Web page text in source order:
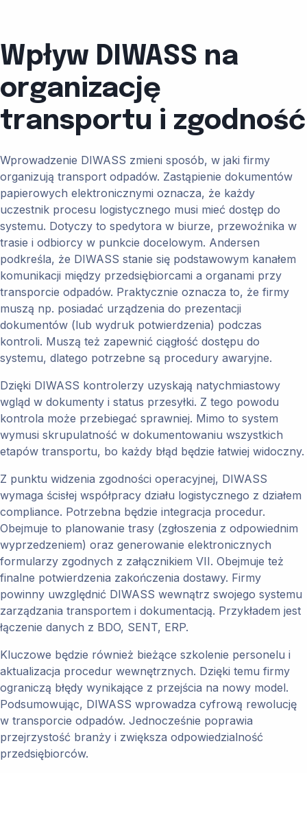
Wpływ DIWASS na
organizację
transportu i zgodność
Wprowadzenie DIWASS zmieni sposób, w jaki firmy
organizują transport odpadów. Zastąpienie dokumentów
papierowych elektronicznymi oznacza, że każdy
uczestnik procesu logistycznego musi mieć dostęp do
systemu. Dotyczy to spedytora w biurze, przewoźnika w
trasie i odbiorcy w punkcie docelowym. Andersen
podkreśla, że DIWASS stanie się podstawowym kanałem
komunikacji między przedsiębiorcami a organami przy
transporcie odpadów. Praktycznie oznacza to, że firmy
muszą np. posiadać urządzenia do prezentacji
dokumentów (lub wydruk potwierdzenia) podczas
kontroli. Muszą też zapewnić ciągłość dostępu do
systemu, dlatego potrzebne są procedury awaryjne.
Dzięki DIWASS kontrolerzy uzyskają natychmiastowy
wgląd w dokumenty i status przesyłki. Z tego powodu
kontrola może przebiegać sprawniej. Mimo to system
wymusi skrupulatność w dokumentowaniu wszystkich
etapów transportu, bo każdy błąd będzie łatwiej widoczny.
Z punktu widzenia zgodności operacyjnej, DIWASS
wymaga ścisłej współpracy działu logistycznego z działem
compliance. Potrzebna będzie integracja procedur.
Obejmuje to planowanie trasy (zgłoszenia z odpowiednim
wyprzedzeniem) oraz generowanie elektronicznych
formularzy zgodnych z załącznikiem VII. Obejmuje też
finalne potwierdzenia zakończenia dostawy. Firmy
powinny uwzględnić DIWASS wewnątrz swojego systemu
zarządzania transportem i dokumentacją. Przykładem jest
łączenie danych z BDO, SENT, ERP.
Kluczowe będzie również bieżące szkolenie personelu i
aktualizacja procedur wewnętrznych. Dzięki temu firmy
ograniczą błędy wynikające z przejścia na nowy model.
Podsumowując, DIWASS wprowadza cyfrową rewolucję
w transporcie odpadów. Jednocześnie poprawia
przejrzystość branży i zwiększa odpowiedzialność
przedsiębiorców.